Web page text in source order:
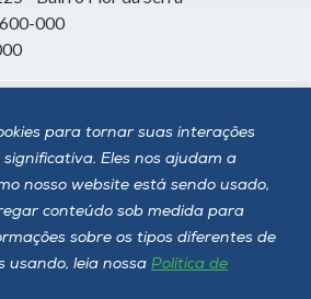
para tornar suas interações
significativa. Eles nos ajudam a
nosso website está sendo usado,
conteúdo sob medida para
sobre os tipos diferentes de
usando, leia nossa Política de
000